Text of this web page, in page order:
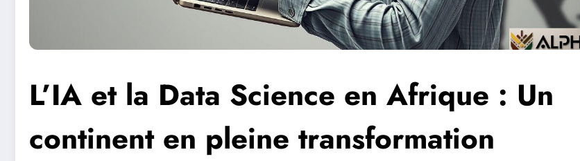
L’IA et la Data Science en Afrique : Un
continent en pleine transformation